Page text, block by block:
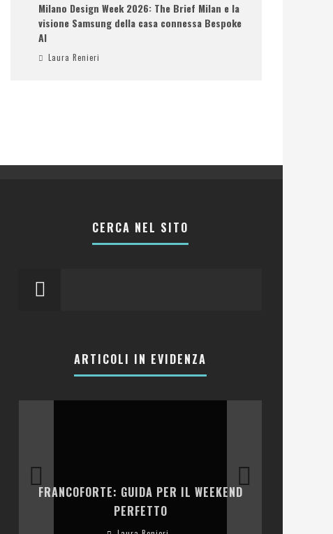
Milano Design Week 2026: The Brief Milan e la
visione Samsung della casa connessa Bespoke
AI
Laura Renieri
CERCA NEL SITO
ARTICOLI IN EVIDENZA
FRANCOFORTE: GUIDA PER IL WEEKEND
PERFETTO